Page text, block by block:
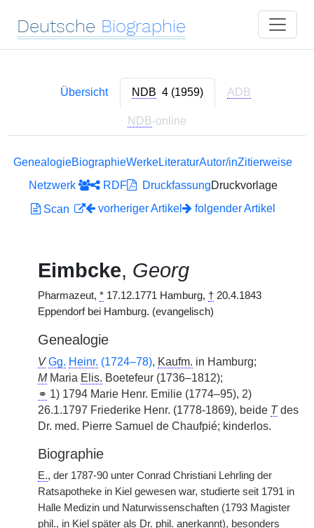
Deutsche Biographie
Übersicht NDB 4 (1959) ADB
NDB-online
GenealogieBiographieWerkeLiteraturAutor/inZitierweise
Netzwerk
RDF DruckfassungDruckvorlage
Scan
vorheriger Artikel folgender Artikel
Eimbcke, Georg
Pharmazeut, * 17.12.1771 Hamburg, † 20.4.1843
Eppendorf bei Hamburg. (evangelisch)
Genealogie
V Gg. Heinr. (1724–78), Kaufm. in Hamburg;
MMaria Elis. Boetefeur (1736–1812);
⚭ 1) 1794 Marie Henr. Emilie (1774–95), 2)
26.1.1797 Friederike Henr. (1778-1869), beide Tdes
Dr. med. Pierre Samuel de Chaufpié; kinderlos.
Biographie
E., der 1787-90 unter Conrad Christiani Lehrling der
Ratsapotheke in Kiel gewesen war, studierte seit 1791 in
Halle Medizin und Naturwissenschaften (1793 Magister
phil., in Kiel später als Dr. phil. anerkannt), besonders